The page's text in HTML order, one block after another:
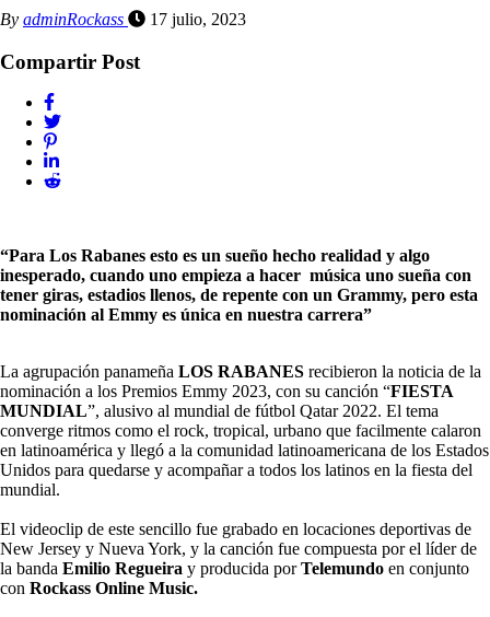
By adminRockass 17 julio, 2023
Compartir Post
“Para Los Rabanes esto es un sueño hecho realidad y algo
inesperado, cuando uno empieza a hacer música uno sueña con
tener giras, estadios llenos, de repente con un Grammy, pero esta
nominación al Emmy es única en nuestra carrera”
La agrupación panameña LOS RABANES recibieron la noticia de la
nominación a los Premios Emmy 2023, con su canción “FIESTA
MUNDIAL”, alusivo al mundial de fútbol Qatar 2022. El tema
converge ritmos como el rock, tropical, urbano que facilmente calaron
en latinoamérica y llegó a la comunidad latinoamericana de los Estados
Unidos para quedarse y acompañar a todos los latinos en la fiesta del
mundial.
El videoclip de este sencillo fue grabado en locaciones deportivas de
New Jersey y Nueva York, y la canción fue compuesta por el líder de
la banda Emilio Regueira y producida porTelemundo en conjunto
con Rockass Online Music.